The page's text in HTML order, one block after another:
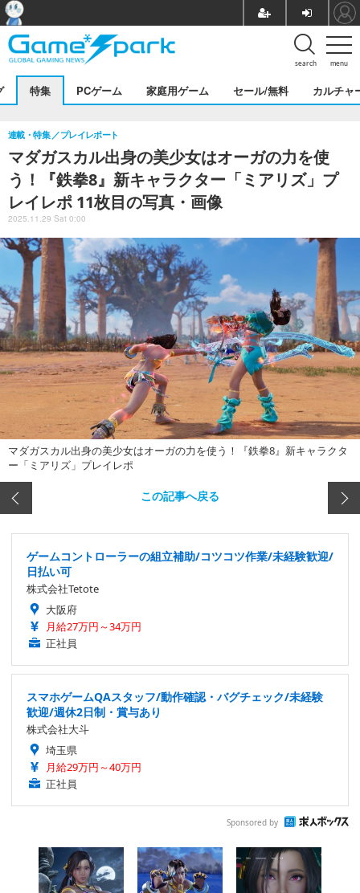
menu
search
特集 PCゲーム 家庭用ゲーム セール/無料 カルチャ
マダガスカル出身の美少女はオーガの力を使
う！『鉄拳8』新キャラクター「ミアリズ」プ
レイレポ 11枚目の写真・画像
連載・特集 プレイレポート
2025.11.29 Sat 0:00
マダガスカル出身の美少女はオーガの力を使う！『鉄拳8』新キャラクタ
ー「ミアリズ」プレイレポ
この記事へ戻る
ゲームコントローラーの組立補助/コツコツ作業/未経験歓迎/
日払い可
株式会社Tetote
大阪府
月給27万円～34万円
正社員
スマホゲームQAスタッフ/動作確認・バグチェック/未経験
歓迎/週休2日制・賞与あり
株式会社大斗
埼玉県
月給29万円～40万円
正社員
Sponsored by